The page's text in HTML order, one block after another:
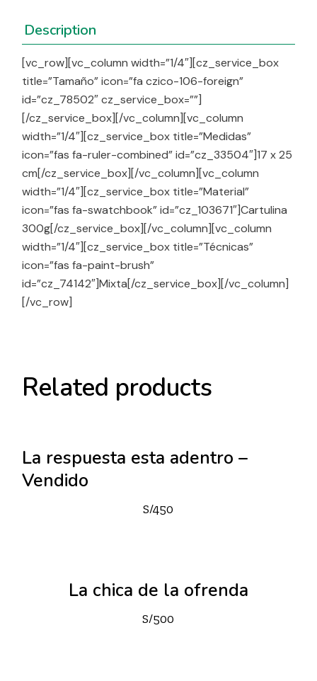
Description
[vc_row][vc_column width=”1/4″][cz_service_box
title=”Tamaño” icon=”fa czico-106-foreign”
id=”cz_78502″ cz_service_box=””]
[/cz_service_box][/vc_column][vc_column
width=”1/4″][cz_service_box title=”Medidas”
icon=”fas fa-ruler-combined” id=”cz_33504″]17 x 25
cm[/cz_service_box][/vc_column][vc_column
width=”1/4″][cz_service_box title=”Material”
icon=”fas fa-swatchbook” id=”cz_103671″]Cartulina
300g[/cz_service_box][/vc_column][vc_column
width=”1/4″][cz_service_box title=”Técnicas”
icon=”fas fa-paint-brush”
id=”cz_74142″]Mixta[/cz_service_box][/vc_column]
[/vc_row]
Related products
La respuesta esta adentro –
Vendido
S/450
La chica de la ofrenda
S/500